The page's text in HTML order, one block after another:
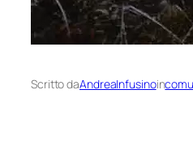
Scritto daAndreaInfusinoin